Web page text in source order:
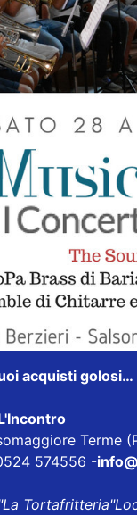
acquisti golosi…
Terme
574556 -
Tortafritteria"